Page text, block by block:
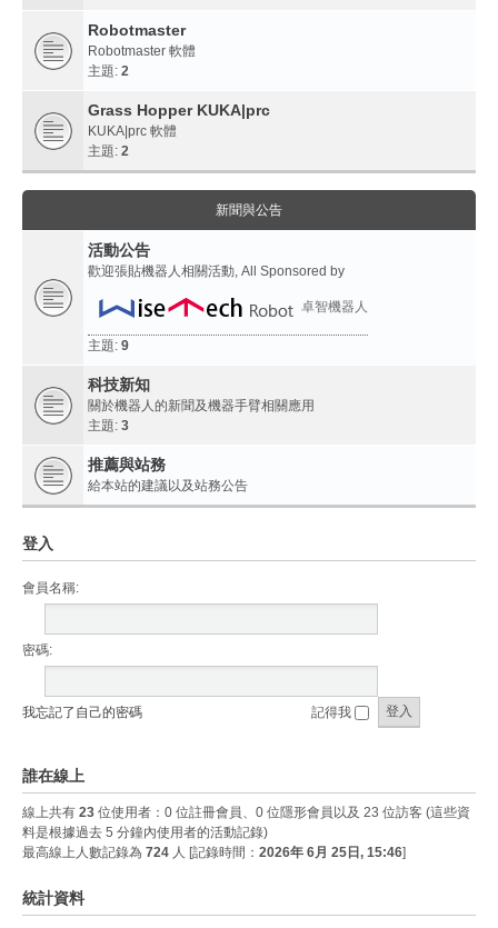
Robotmaster
Robotmaster 軟體
主題: 2
Grass Hopper KUKA|prc
KUKA|prc 軟體
主題: 2
新聞與公告
活動公告
歡迎張貼機器人相關活動, All Sponsored by
卓智機器人
主題: 9
科技新知
關於機器人的新聞及機器手臂相關應用
主題: 3
推薦與站務
給本站的建議以及站務公告
登入
會員名稱:
密碼:
我忘記了自己的密碼 記得我
誰在線上
線上共有 23 位使用者：0 位註冊會員、0 位隱形會員以及 23 位訪客 (這些資
料是根據過去 5 分鐘內使用者的活動記錄)
最高線上人數記錄為 724 人 [記錄時間： 2026年 6月 25日, 15:46]
統計資料